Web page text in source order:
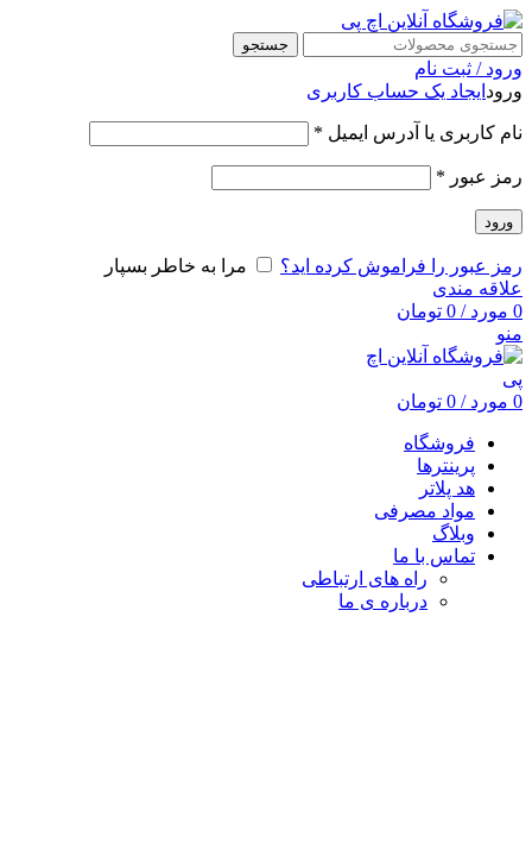
جستجو
ورود / ثبت نام
ورود ایجاد یک حساب کاربری
نام کاربری یا آدرس ایمیل *
رمز عبور *
ورود
رمز عبور را فراموش کرده اید؟
مرا به خاطر بسپار
علاقه مندی
0 مورد /
0 تومان
منو
0 مورد /
0 تومان
فروشگاه
پرینترها
هد پلاتر
مواد مصرفی
وبلاگ
تماس با ما
راه های ارتباطی
درباره ی ما